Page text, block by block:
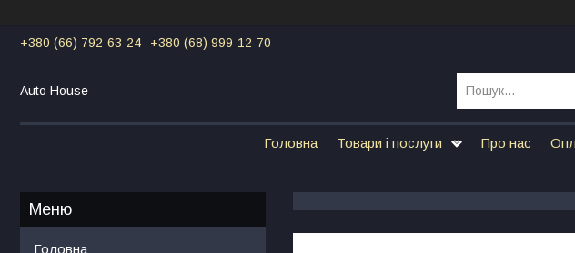
+380 (66) 792-63-24 +380 (68) 999-12-70
Auto House
Головна Товари і послуги Про нас
Головна